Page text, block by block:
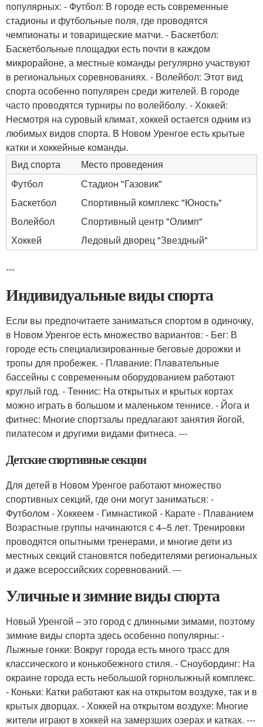
популярных: - Футбол: В городе есть современные
стадионы и футбольные поля, где проводятся
чемпионаты и товарищеские матчи. - Баскетбол:
Баскетбольные площадки есть почти в каждом
микрорайоне, а местные команды регулярно участвуют
в региональных соревнованиях. - Волейбол: Этот вид
спорта особенно популярен среди жителей. В городе
часто проводятся турниры по волейболу. - Хоккей:
Несмотря на суровый климат, хоккей остается одним из
любимых видов спорта. В Новом Уренгое есть крытые
катки и хоккейные команды.
Вид спорта
Место проведения
Футбол
Стадион "Газовик"
Баскетбол
Спортивный комплекс "Юность"
Волейбол
Спортивный центр "Олимп"
Хоккей
Ледовый дворец "Звездный"
---
Индивидуальные виды спорта
Если вы предпочитаете заниматься спортом в одиночку,
в Новом Уренгое есть множество вариантов: - Бег: В
городе есть специализированные беговые дорожки и
тропы для пробежек. - Плавание: Плавательные
бассейны с современным оборудованием работают
круглый год. - Теннис: На открытых и крытых кортах
можно играть в большом и маленьком теннисе. - Йога и
фитнес: Многие спортзалы предлагают занятия йогой,
пилатесом и другими видами фитнеса. ---
Детские спортивные секции
Для детей в Новом Уренгое работают множество
спортивных секций, где они могут заниматься: -
Футболом - Хоккеем - Гимнастикой - Карате - Плаванием
Возрастные группы начинаются с 4–5 лет. Тренировки
проводятся опытными тренерами, и многие дети из
местных секций становятся победителями региональных
и даже всероссийских соревнований. ---
Уличные и зимние виды спорта
Новый Уренгой – это город с длинными зимами, поэтому
зимние виды спорта здесь особенно популярны: -
Лыжные гонки: Вокруг города есть много трасс для
классического и конькобежного стиля. - Сноубординг: На
окраине города есть небольшой горнолыжный комплекс.
- Коньки: Катки работают как на открытом воздухе, так и в
крытых дворцах. - Хоккей на открытом воздухе: Многие
жители играют в хоккей на замерзших озерах и катках. ---